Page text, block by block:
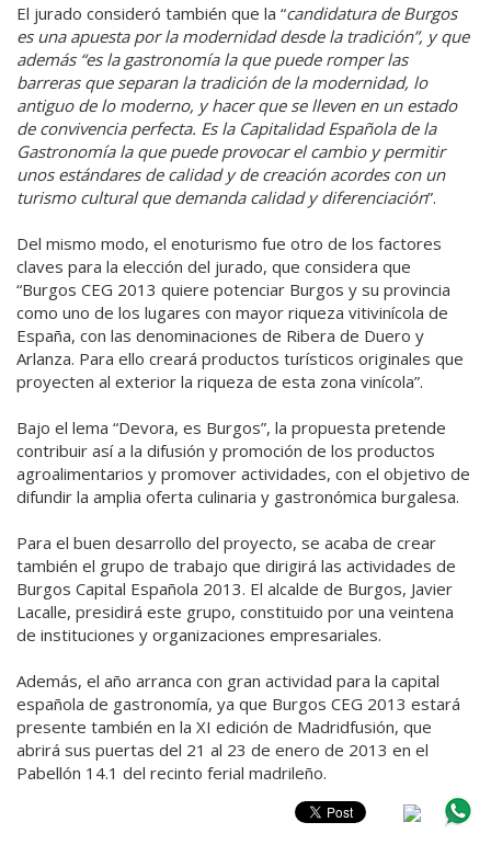
El jurado consideró también que la “candidatura de Burgos
es una apuesta por la modernidad desde la tradición”, y que
además “es la gastronomía la que puede romper las
barreras que separan la tradición de la modernidad, lo
antiguo de lo moderno, y hacer que se lleven en un estado
de convivencia perfecta. Es la Capitalidad Española de la
Gastronomía la que puede provocar el cambio y permitir
unos estándares de calidad y de creación acordes con un
turismo cultural que demanda calidad y diferenciación”.
Del mismo modo, el enoturismo fue otro de los factores
claves para la elección del jurado, que considera que
“Burgos CEG 2013 quiere potenciar Burgos y su provincia
como uno de los lugares con mayor riqueza vitivinícola de
España, con las denominaciones de Ribera de Duero y
Arlanza. Para ello creará productos turísticos originales que
proyecten al exterior la riqueza de esta zona vinícola”.
Bajo el lema “Devora, es Burgos”, la propuesta pretende
contribuir así a la difusión y promoción de los productos
agroalimentarios y promover actividades, con el objetivo de
difundir la amplia oferta culinaria y gastronómica burgalesa.
Para el buen desarrollo del proyecto, se acaba de crear
también el grupo de trabajo que dirigirá las actividades de
Burgos Capital Española 2013. El alcalde de Burgos, Javier
Lacalle, presidirá este grupo, constituido por una veintena
de instituciones y organizaciones empresariales.
Además, el año arranca con gran actividad para la capital
española de gastronomía, ya que Burgos CEG 2013 estará
presente también en la XI edición de Madridfusión, que
abrirá sus puertas del 21 al 23 de enero de 2013 en el
Pabellón 14.1 del recinto ferial madrileño.